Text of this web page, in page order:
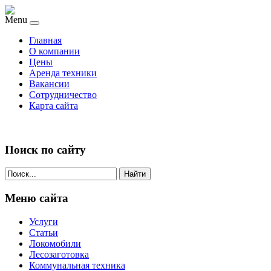
Menu
Главная
О компании
Цены
Аренда техники
Вакансии
Сотрудничество
Карта сайта
Поиск по сайту
Найти
Меню сайта
Услуги
Статьи
Локомобили
Лесозаготовка
Коммунальная техника